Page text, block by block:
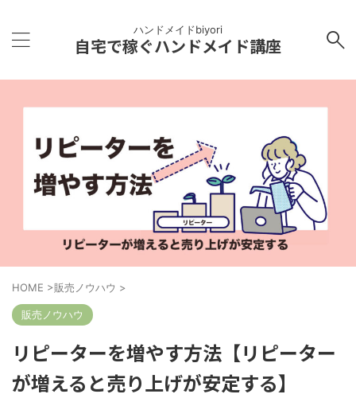
ハンドメイドbiyori
自宅で稼ぐハンドメイド講座
HOME >販売ノウハウ >
販売ノウハウ
リピーターを増やす方法【リピーター
が増えると売り上げが安定する】